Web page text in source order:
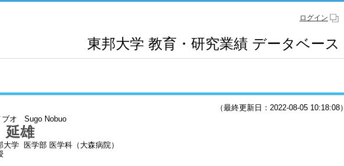
ログイン
東邦大学 教育・研究業績 データベース
（最終更新日：2022-08-05 10:18:08）
オ
Sugo Nobuo
雄
大学 医学部 医学科（大森病院）